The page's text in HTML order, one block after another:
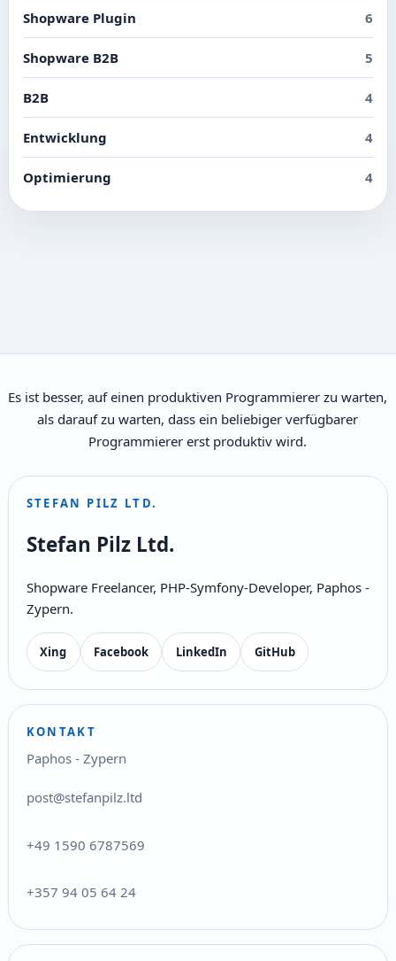
Shopware Plugin 6
Shopware B2B 5
B2B 4
Entwicklung 4
Optimierung 4
Es ist besser, auf einen produktiven Programmierer zu warten,
als darauf zu warten, dass ein beliebiger verfügbarer
Programmierer erst produktiv wird.
STEFAN PILZ LTD.
Stefan Pilz Ltd.
Shopware Freelancer, PHP-Symfony-Developer, Paphos -
Zypern.
Xing Facebook LinkedIn GitHub
KONTAKT
Paphos - Zypern
post@stefanpilz.ltd
+49 1590 6787569
+357 94 05 64 24